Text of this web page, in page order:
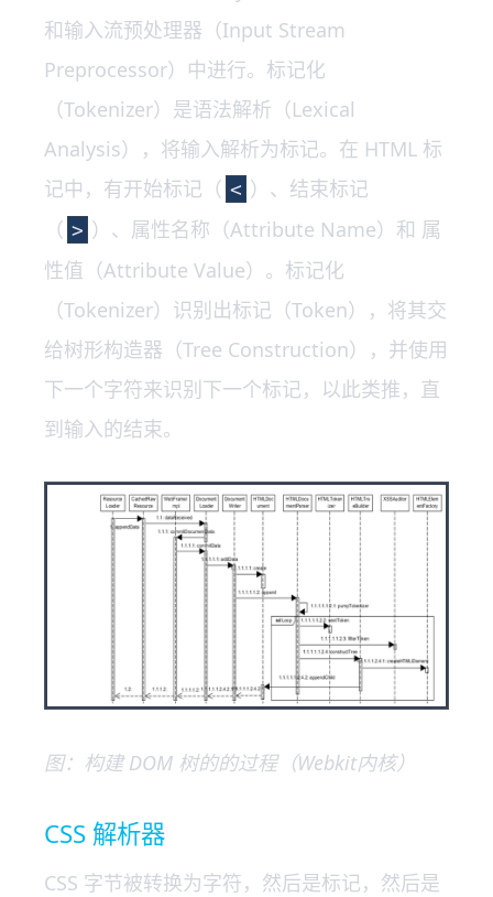
和输入流预处理器（Input Stream
Preprocessor）中进行。标记化
（Tokenizer）是语法解析（Lexical
Analysis），将输入解析为标记。在 HTML 标
记中，有开始标记（ < ）、结束标记
（ > ）、属性名称（Attribute Name）和 属
性值（Attribute Value）。标记化
（Tokenizer）识别出标记（Token），将其交
给树形构造器（Tree Construction），并使用
下一个字符来识别下一个标记，以此类推，直
到输入的结束。
图：构建 DOM 树的的过程（Webkit内核）
CSS 解析器
CSS 字节被转换为字符，然后是标记，然后是